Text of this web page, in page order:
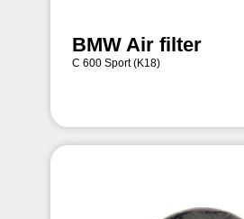
BMW Air filter
C 600 Sport (K18)